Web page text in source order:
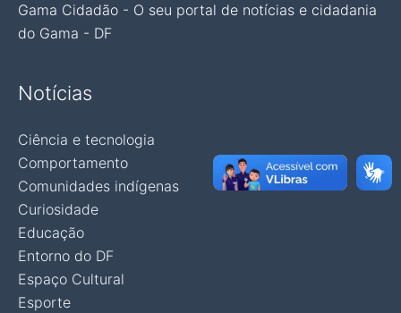
Gama Cidadão - O seu portal de notícias e cidadania
do Gama - DF
Notícias
Ciência e tecnologia
Comportamento
Comunidades indígenas
Curiosidade
Educação
Entorno do DF
Espaço Cultural
Esporte